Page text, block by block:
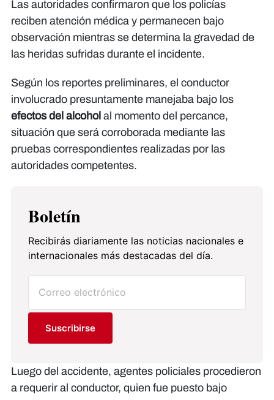
Las autoridades confirmaron que los policías
reciben atención médica y permanecen bajo
observación mientras se determina la gravedad de
las heridas sufridas durante el incidente.
Según los reportes preliminares, el conductor
involucrado presuntamente manejaba bajo los
efectos del alcohol al momento del percance,
situación que será corroborada mediante las
pruebas correspondientes realizadas por las
autoridades competentes.
Boletín
Recibirás diariamente las noticias nacionales e
internacionales más destacadas del día.
Suscribirse
Luego del accidente, agentes policiales procedieron
a requerir al conductor, quien fue puesto bajo